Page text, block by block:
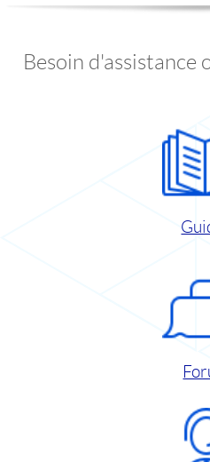
Besoin d'assistance